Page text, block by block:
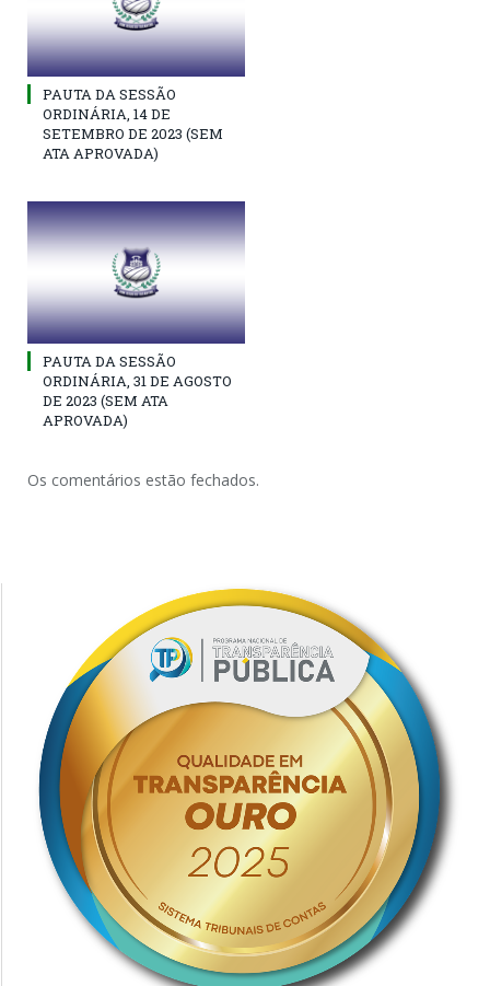
PAUTA DA SESSÃO
ORDINÁRIA, 14 DE
SETEMBRO DE 2023 (SEM
ATA APROVADA)
PAUTA DA SESSÃO
ORDINÁRIA, 31 DE AGOSTO
DE 2023 (SEM ATA
APROVADA)
Os comentários estão fechados.